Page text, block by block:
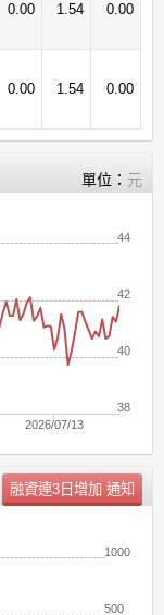
0.00 1.54 0.00
0.00 1.54 0.00
單位： 元
2026/07/13
38
40
42
44
單位：張
500
1000